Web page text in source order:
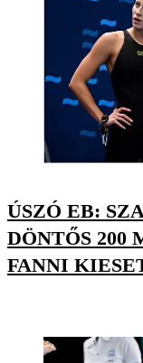
ÚSZÓ EB:
DÖNTŐS 200
FANNI